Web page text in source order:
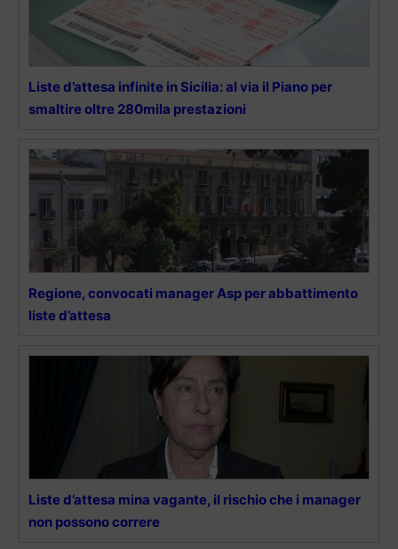
Liste d’attesa infinite in Sicilia: al via il Piano per
smaltire oltre 280mila prestazioni
Regione, convocati manager Asp per abbattimento
liste d’attesa
Liste d’attesa mina vagante, il rischio che i manager
non possono correre